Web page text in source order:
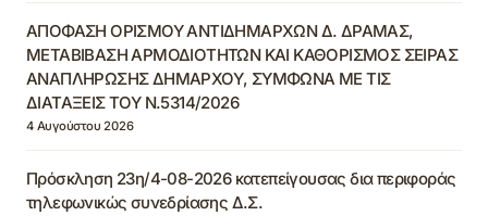
ΑΠΟΦΑΣΗ ΟΡΙΣΜΟΥ ΑΝΤΙΔΗΜΑΡΧΩΝ Δ. ΔΡΑΜΑΣ,
ΜΕΤΑΒΙΒΑΣΗ ΑΡΜΟΔΙΟΤΗΤΩΝ ΚΑΙ ΚΑΘΟΡΙΣΜΟΣ ΣΕΙΡΑΣ
ΑΝΑΠΛΗΡΩΣΗΣ ΔΗΜΑΡΧΟΥ, ΣΥΜΦΩΝΑ ΜΕ ΤΙΣ
ΔΙΑΤΑΞΕΙΣ ΤΟΥ Ν.5314/2026
4 Αυγούστου 2026
Πρόσκληση 23η/4-08-2026 κατεπείγουσας δια περιφοράς
τηλεφωνικώς συνεδρίασης Δ.Σ.